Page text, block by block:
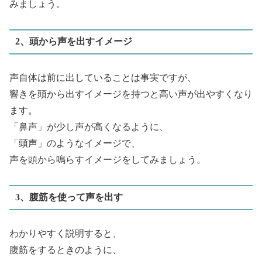
みましょう。
2、頭から声を出すイメージ
声自体は前に出していることは事実ですが、
響きを頭から出すイメージを持つと高い声が出やすくなり
ます。
「鼻声」が少し声が高くなるように、
「頭声」のようなイメージで、
声を頭から鳴らすイメージをしてみましょう。
3、腹筋を使って声を出す
わかりやすく説明すると、
腹筋をするときのように、